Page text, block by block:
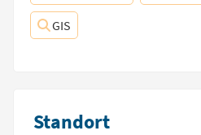
GIS
Standort